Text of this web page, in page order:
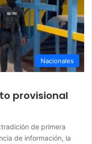
Nacionales
provisional
de primera
de información, la